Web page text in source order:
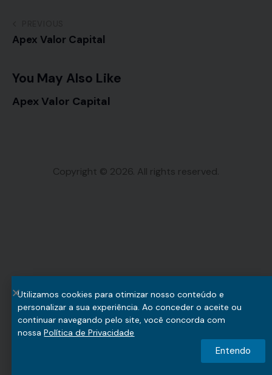
Apex Valor Capital
You May Also Like
Apex Valor Capital
Copyright © 2026. All rights reserved.
Utilizamos cookies para otimizar nosso conteúdo e
personalizar a sua experiência. Ao conceder o aceite ou
continuar navegando pelo site, você concorda com
nossaPolítica de Privacidade
Entendo